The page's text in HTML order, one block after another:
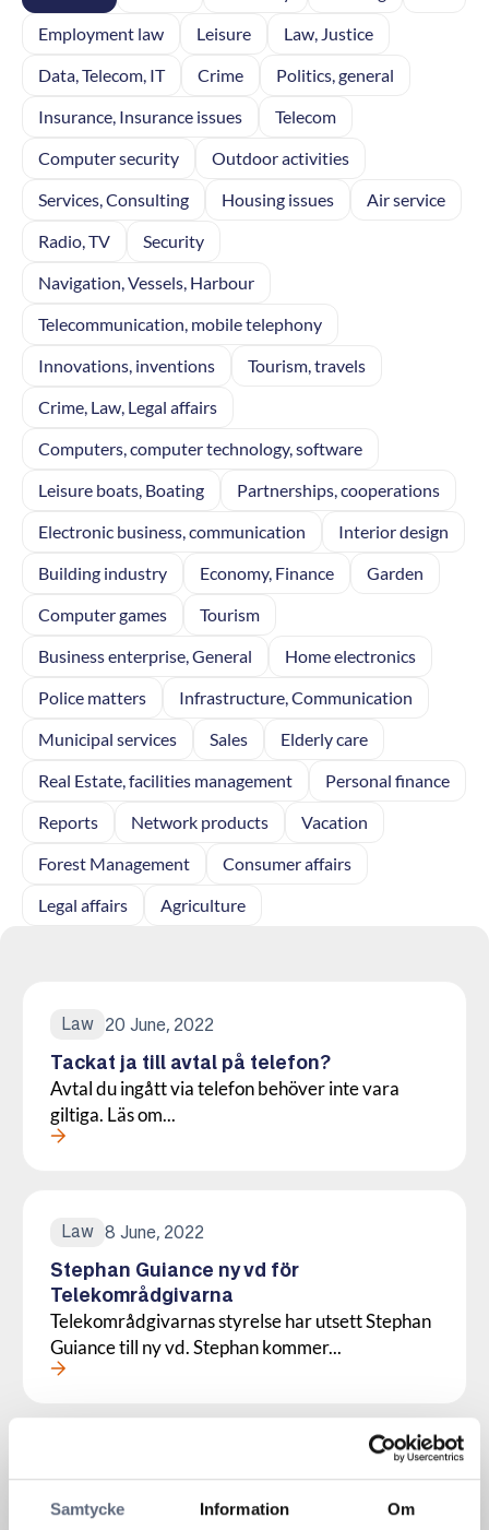
Samtycke Information Om
Employment law
Leisure
Law, Justice
Data, Telecom, IT
Crime
Politics, general
Insurance, Insurance issues
Telecom
Computer security
Outdoor activities
Services, Consulting
Housing issues
Air service
Radio, TV
Security
Navigation, Vessels, Harbour
Telecommunication, mobile telephony
Innovations, inventions
Tourism, travels
Crime, Law, Legal affairs
Computers, computer technology, software
Leisure boats, Boating
Partnerships, cooperations
Electronic business, communication
Interior design
Building industry
Economy, Finance
Garden
Computer games
Tourism
Business enterprise, General
Home electronics
Police matters
Infrastructure, Communication
Municipal services
Sales
Elderly care
Real Estate, facilities management
Personal finance
Reports
Network products
Vacation
Forest Management
Consumer affairs
Legal affairs
Agriculture
Law 20 June, 2022
Tackat ja till avtal på telefon?
Avtal du ingått via telefon behöver inte vara
giltiga. Läs om...
Läs mer om denna Press
Law 8 June, 2022
Stephan Guiance ny vd för
Telekområdgivarna
Telekområdgivarnas styrelse har utsett Stephan
Guiance till ny vd. Stephan kommer...
Läs mer om denna Press
Problem med blockerad port i öppna